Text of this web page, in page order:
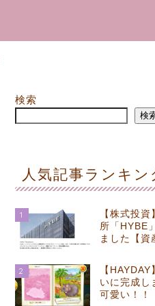
検索
検
人気記事ランキン
1
【株式投
所「HYBE
ました【資
2
【
いに完成し
可愛い！！